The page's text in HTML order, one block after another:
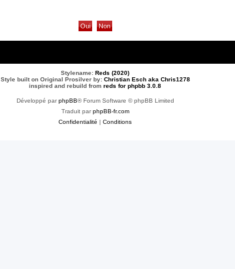
Stylename: Reds (2020)
Style built on Original Prosilver by: Christian Esch aka Chris1278
inspired and rebuild from reds for phpbb 3.0.8
Développé parphpBB® Forum Software © phpBB Limited
Traduit parphpBB-fr.com
Confidentialité | Conditions